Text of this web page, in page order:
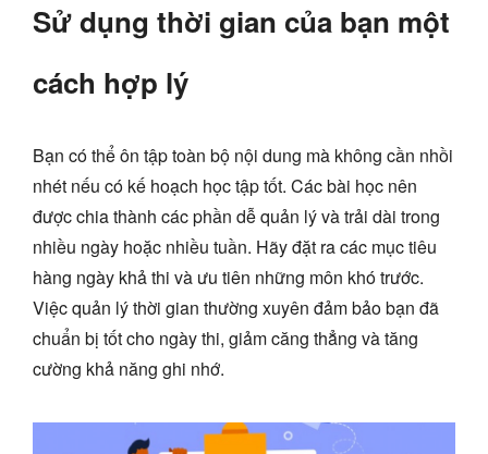
Sử dụng thời gian của bạn một
cách hợp lý
Bạn có thể ôn tập toàn bộ nội dung mà không cần nhồi
nhét nếu có kế hoạch học tập tốt. Các bài học nên
được chia thành các phần dễ quản lý và trải dài trong
nhiều ngày hoặc nhiều tuần. Hãy đặt ra các mục tiêu
hàng ngày khả thi và ưu tiên những môn khó trước.
Việc quản lý thời gian thường xuyên đảm bảo bạn đã
chuẩn bị tốt cho ngày thi, giảm căng thẳng và tăng
cường khả năng ghi nhớ.